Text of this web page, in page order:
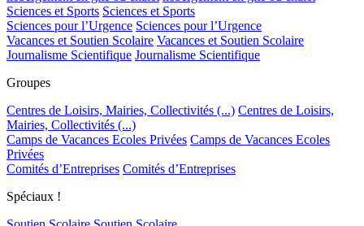
Sciences et Sports Sciences et Sports
Sciences pour l’Urgence Sciences pour l’Urgence
Vacances et Soutien Scolaire Vacances et Soutien Scolaire
Journalisme Scientifique Journalisme Scientifique
Groupes
Centres de Loisirs, Mairies, Collectivités (...) Centres de Loisirs,
Mairies, Collectivités (...)
Camps de Vacances Ecoles Privées Camps de Vacances Ecoles
Privées
Comités d’Entreprises Comités d’Entreprises
Spéciaux !